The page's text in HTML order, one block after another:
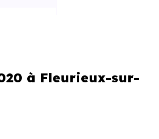
à Fleurieux-sur-